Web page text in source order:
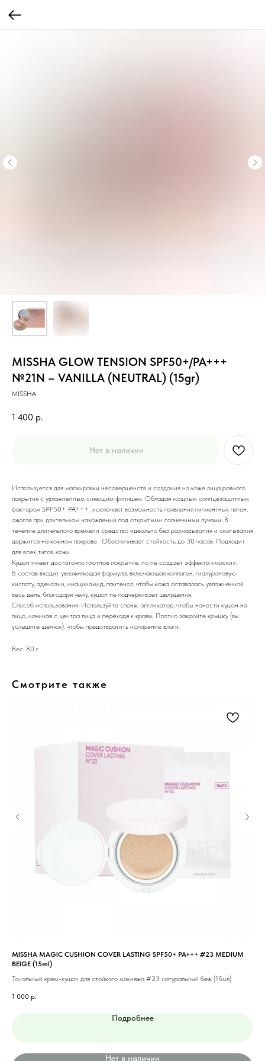
MISSHA GLOW TENSION SPF50+/PA+++
№21N – VANILLA (NEUTRAL) (15gr)
MISSHA
1 400 р.
Нет в наличии
Используется для маскировки несовершенств и создания на коже лица ровного
покрытия с увлажненным сияющим финишем. Обладая мощным солнцезащитным
фактором SPF50+ PA+++, исключает возможность появления пигментных пятен,
ожогов при длительном нахождении под открытыми солнечными лучами. В
течение длительного времени средство идеально без размазывания и скатывания
держится на кожном покрове. Обеспечивает стойкость до 30 часов. Подходит
для всех типов кожи.
Кушон имеет достаточно плотное покрытие, но не создает эффекта «маски».
В состав входит увлажняющая формула, включающая коллаген, гиалуроновую
кислоту, аденозин, ниацинамид, пантенол, чтобы кожа оставалась увлажненной
весь день, благодаря чему, кушон не подчеркивает шелушения.
Способ использования: Используйте спонж-аппликатор, чтобы нанести кушон на
лицо, начиная с центра лица и переходя к краям. Плотно закройте крышку (вы
услышите щелчок), чтобы предотвратить испарение влаги.
Вес: 80 г
Смотрите также
MISSHA MAGIC CUSHION COVER LASTING SPF50+ PA+++ #23 MEDIUM
BEIGE (15ml)
Тональный крем-кушон для стойкого макияжа #23 натуральный беж (15мл)
1 000 р.
Подробнее
Нет в наличии